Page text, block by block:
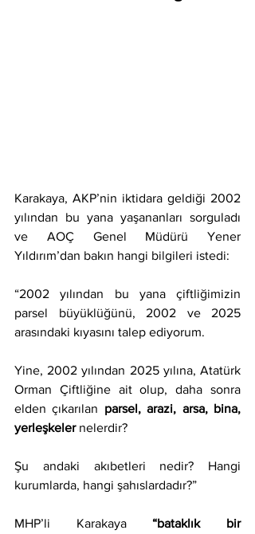
Karakaya, AKP’nin iktidara geldiği 2002
yılından bu yana yaşananları sorguladı
ve AOÇ Genel Müdürü Yener
Yıldırım’dan bakın hangi bilgileri istedi:
“2002 yılından bu yana çiftliğimizin
parsel büyüklüğünü, 2002 ve 2025
arasındaki kıyasını talep ediyorum.
Yine, 2002 yılından 2025 yılına, Atatürk
Orman Çiftliğine ait olup, daha sonra
elden çıkarılan parsel, arazi, arsa, bina,
yerleşkeler nelerdir?
Şu andaki akıbetleri nedir? Hangi
kurumlarda, hangi şahıslardadır?”
MHP’li Karakaya “bataklık bir